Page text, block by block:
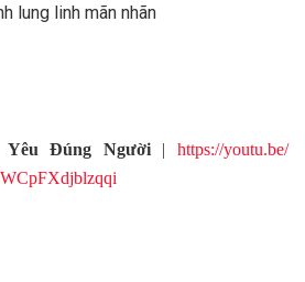
lung linh mãn nhãn
Đúng Người| https://youtu.be/